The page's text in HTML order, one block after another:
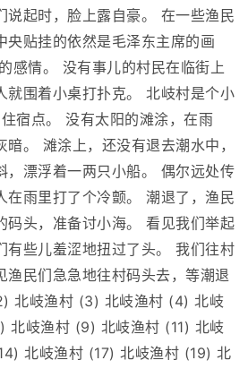
说起时，脸上露自豪。 在一些渔民
央贴挂的依然是毛泽东主席的画
感情。 没有事儿的村民在临街上
就围着小桌打扑克。 北岐村是个小
宿点。 没有太阳的滩涂，在雨
。 滩涂上，还没有退去潮水中，
，漂浮着一两只小船。 偶尔远处传
在雨里打了个冷颤。 潮退了，渔民
码头，准备讨小海。 看见我们举起
有些儿羞涩地扭过了头。 我们往村
渔民们急急地往村码头去，等潮退
北岐渔村 (3) 北岐渔村 (4) 北岐
北岐渔村 (9) 北岐渔村 (11) 北岐
北岐渔村 (17) 北岐渔村 (19) 北